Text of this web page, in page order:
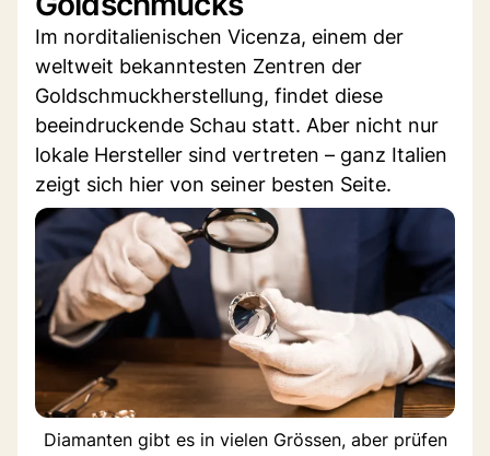
Im norditalienischen Vicenza, einem der
weltweit bekanntesten Zentren der
Goldschmuckherstellung, findet diese
beeindruckende Schau statt. Aber nicht nur
lokale Hersteller sind vertreten – ganz Italien
zeigt sich hier von seiner besten Seite.
Diamanten gibt es in vielen Grössen, aber prüfen